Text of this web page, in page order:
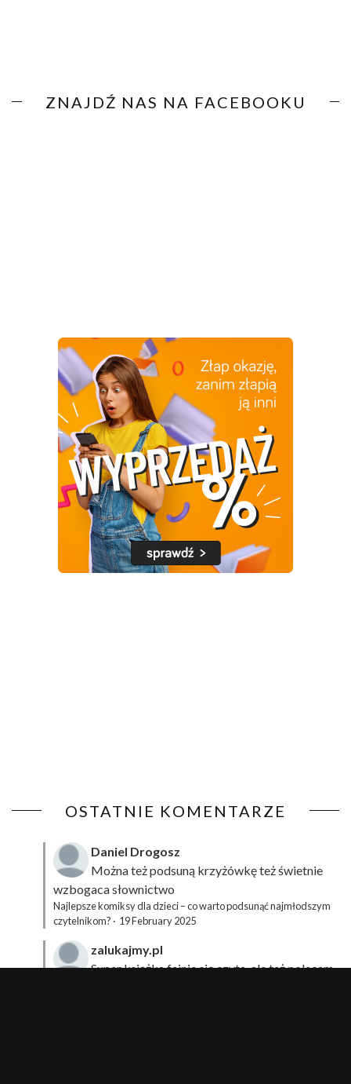
ZNAJDŹ NAS NA FACEBOOKU
OSTATNIE KOMENTARZE
Daniel Drogosz
Można też podsuną krzyżówkęteż świetnie
wzbogaca słownictwo
Najlepsze komiksy dla dzieci – co warto podsunąć najmłodszym
czytelnikom? · 19 February 2025
zalukajmy.pl
Super książka fajnie się czyta, ale też polecam